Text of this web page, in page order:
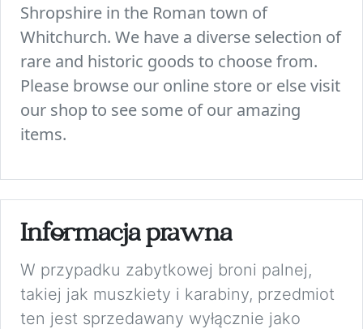
Shropshire in the Roman town of
Whitchurch. We have a diverse selection of
rare and historic goods to choose from.
Please browse our online store or else visit
our shop to see some of our amazing
items.
Informacja prawna
W przypadku zabytkowej broni palnej,
takiej jak muszkiety i karabiny, przedmiot
ten jest sprzedawany wyłącznie jako